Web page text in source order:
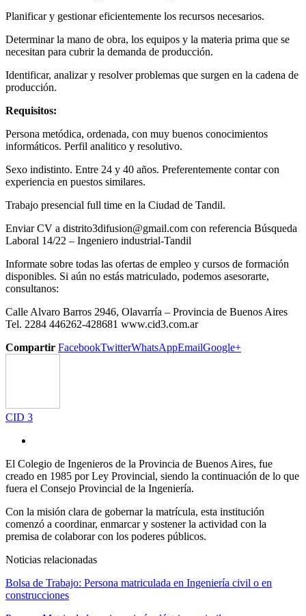
Planificar y gestionar eficientemente los recursos necesarios.
Determinar la mano de obra, los equipos y la materia prima que se
necesitan para cubrir la demanda de producción.
Identificar, analizar y resolver problemas que surgen en la cadena de
producción.
Requisitos:
Persona metódica, ordenada, con muy buenos conocimientos
informáticos. Perfil analitico y resolutivo.
Sexo indistinto. Entre 24 y 40 años. Preferentemente contar con
experiencia en puestos similares.
Trabajo presencial full time en la Ciudad de Tandil.
Enviar CV a distrito3difusion@gmail.com con referencia Búsqueda
Laboral 14/22 – Ingeniero industrial-Tandil
Informate sobre todas las ofertas de empleo y cursos de formación
disponibles. Si aún no estás matriculado, podemos asesorarte,
consultanos:
Calle Alvaro Barros 2946, Olavarría – Provincia de Buenos Aires
Tel. 2284 446262-428681 www.cid3.com.ar
Compartir FacebookTwitterWhatsAppEmailGoogle+
CID 3
El Colegio de Ingenieros de la Provincia de Buenos Aires, fue
creado en 1985 por Ley Provincial, siendo la continuación de lo que
fuera el Consejo Provincial de la Ingeniería.
Con la misión clara de gobernar la matrícula, esta institución
comenzó a coordinar, enmarcar y sostener la actividad con la
premisa de colaborar con los poderes públicos.
Noticias relacionadas
Bolsa de Trabajo: Persona matriculada en Ingeniería civil o en
construcciones